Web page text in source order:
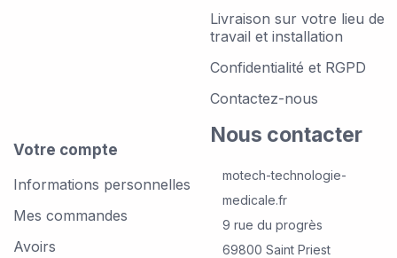
Livraison sur votre lieu de
travail et installation
Confidentialité et RGPD
Contactez-nous
Votre compte
Informations personnelles
Mes commandes
Avoirs
Nous contacter
motech-technologie-
medicale.fr
9 rue du progrès
69800 Saint Priest